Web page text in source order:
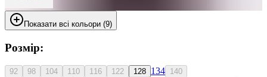
Показати всі кольори (9)
Розмір:
92 98 104 110 116 122 128 134 140